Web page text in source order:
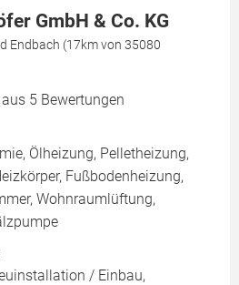
GmbH & Co. KG
Endbach (17km von 35080
5 Bewertungen
Ölheizung, Pelletheizung,
Fußbodenheizung,
Wohnraumlüftung,
/ Einbau,